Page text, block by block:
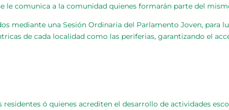
le comunica a la comunidad quienes formarán parte del
mediante una Sesión Ordinaria del Parlamento Joven, para
de cada localidad como las periferias, garantizando el
ó quienes acrediten el desarrollo de actividades